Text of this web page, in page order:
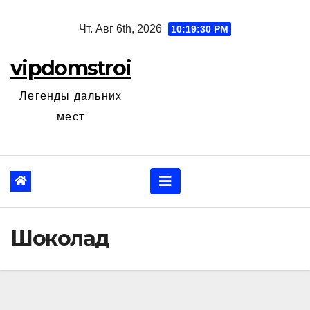
Чт. Авг 6th, 2026 10:19:31 PM
vipdomstroi
Легенды дальних
мест
Шоколад